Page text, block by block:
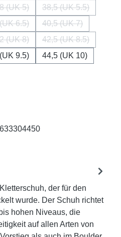
nicht verfügbar.)
(UK 5)
(Diese Option ist zurzeit nicht
38,5 (UK 5.5)
(Diese Option ist
nicht verfügbar.)
ist zurzeit nicht verfügbar.)
6.5)
(Diese Option ist zurzeit nicht
40,5 (UK 7)
(Diese Option ist
nicht verfügbar.)
ist zurzeit nicht verfügbar.)
(UK 8)
(Diese Option ist zurzeit nicht
42,5 (UK 8.5)
(Diese Option ist
nicht verfügbar.)
9.5)
44,5 (UK 10)
der für den
wurde. Der Schuh richtet
hohen Niveaus, die
auf allen Arten von